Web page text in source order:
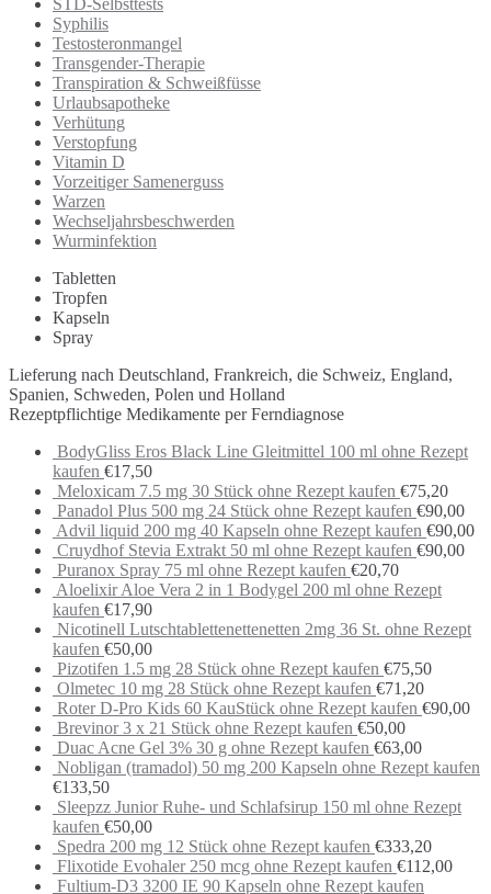
STD-Selbsttests
Syphilis
Testosteronmangel
Transgender-Therapie
Transpiration & Schweißfüsse
Urlaubsapotheke
Verhütung
Verstopfung
Vitamin D
Vorzeitiger Samenerguss
Warzen
Wechseljahrsbeschwerden
Wurminfektion
Tabletten
Tropfen
Kapseln
Spray
Lieferung nach Deutschland, Frankreich, die Schweiz, England,
Spanien, Schweden, Polen und Holland
Rezeptpflichtige Medikamente per Ferndiagnose
BodyGliss Eros Black Line Gleitmittel 100 ml ohne Rezept
kaufen €17,50
Meloxicam 7.5 mg 30 Stück ohne Rezept kaufen €75,20
Panadol Plus 500 mg 24 Stück ohne Rezept kaufen €90,00
Advil liquid 200 mg 40 Kapseln ohne Rezept kaufen €90,00
Cruydhof Stevia Extrakt 50 ml ohne Rezept kaufen €90,00
Puranox Spray 75 ml ohne Rezept kaufen €20,70
Aloelixir Aloe Vera 2 in 1 Bodygel 200 ml ohne Rezept
kaufen €17,90
Nicotinell Lutschtablettenettenetten 2mg 36 St. ohne Rezept
kaufen €50,00
Pizotifen 1.5 mg 28 Stück ohne Rezept kaufen €75,50
Olmetec 10 mg 28 Stück ohne Rezept kaufen €71,20
Roter D-Pro Kids 60 KauStück ohne Rezept kaufen €90,00
Brevinor 3 x 21 Stück ohne Rezept kaufen €50,00
Duac Acne Gel 3% 30 g ohne Rezept kaufen €63,00
Nobligan (tramadol) 50 mg 200 Kapseln ohne Rezept kaufen
€133,50
Sleepzz Junior Ruhe- und Schlafsirup 150 ml ohne Rezept
kaufen €50,00
Spedra 200 mg 12 Stück ohne Rezept kaufen €333,20
Flixotide Evohaler 250 mcg ohne Rezept kaufen €112,00
Fultium-D3 3200 IE 90 Kapseln ohne Rezept kaufen